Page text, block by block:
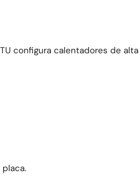
configura calentadores de alta